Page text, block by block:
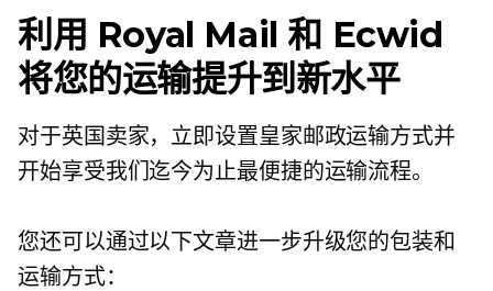
利用 Royal Mail 和 Ecwid
将您的运输提升到新水平
对于英国卖家，立即设置皇家邮政运输方式并
开始享受我们迄今为止最便捷的运输流程。
您还可以通过以下文章进一步升级您的包装和
运输方式：